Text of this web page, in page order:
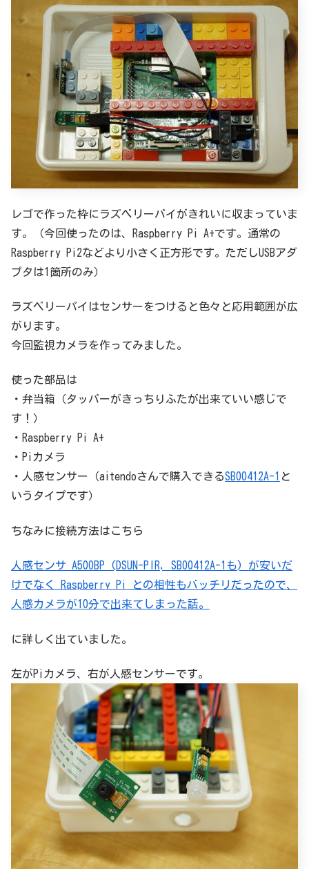
レゴで作った枠にラズベリーパイがきれいに収まっていま
す。（今回使ったのは、Raspberry Pi A+です。通常の
Raspberry Pi2などより小さく正方形です。ただしUSBアダ
プタは1箇所のみ）
ラズベリーパイはセンサーをつけると色々と応用範囲が広
がります。
今回監視カメラを作ってみました。
使った部品は
・弁当箱（タッパーがきっちりふたが出来ていい感じで
す！）
・Raspberry Pi A+
・Piカメラ
・人感センサー（aitendoさんで購入できるSB00412A-1 と
いうタイプです）
ちなみに接続方法はこちら
人感センサ A500BP (DSUN-PIR, SB00412A-1も) が安いだ
けでなく Raspberry Pi との相性もバッチリだったので、
人感カメラが10分で出来てしまった話。
に詳しく出ていました。
左がPiカメラ、右が人感センサーです。